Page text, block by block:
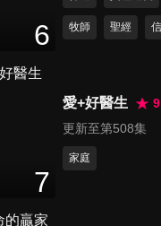
第
第
53
6 牧師 聖經
7
愛+好醫生
更新至第508集
家庭